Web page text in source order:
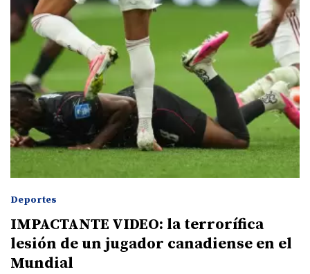
Deportes
IMPACTANTE VIDEO: la terrorífica
lesión de un jugador canadiense en el
Mundial